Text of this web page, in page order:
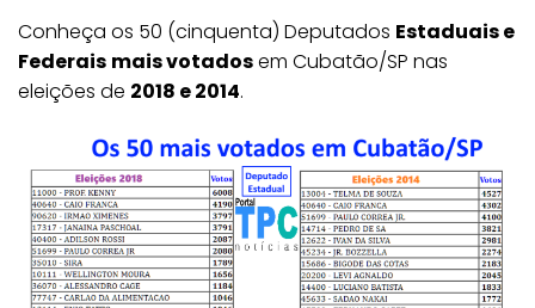
Conheça os 50 (cinquenta) Deputados Estaduais e
Federais mais votadosem Cubatão/SP nas
eleições de 2018 e 2014.